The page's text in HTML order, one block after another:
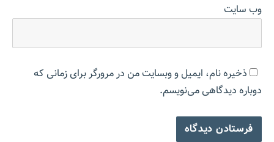
وب‌ سایت
ذخیره نام، ایمیل و وبسایت من در مرورگر برای زمانی که
دوباره دیدگاهی می‌نویسم.